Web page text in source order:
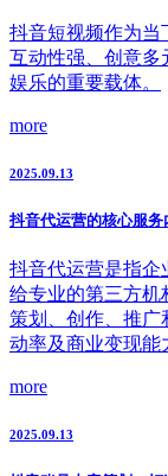
抖音短视频作为当
互动性强、创意多
娱乐的重要载体。
more
2025.09.13
抖音代运营的核心服务
抖音代运营是指企
给专业的第三方机
策划、创作、推广
动率及商业变现能
more
2025.09.13